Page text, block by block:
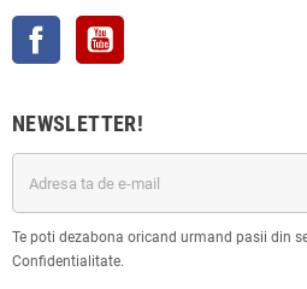
Facebook
NEWSLETTER!
Te poti dezabona oricand urmand pasii din
Confidentialitate.